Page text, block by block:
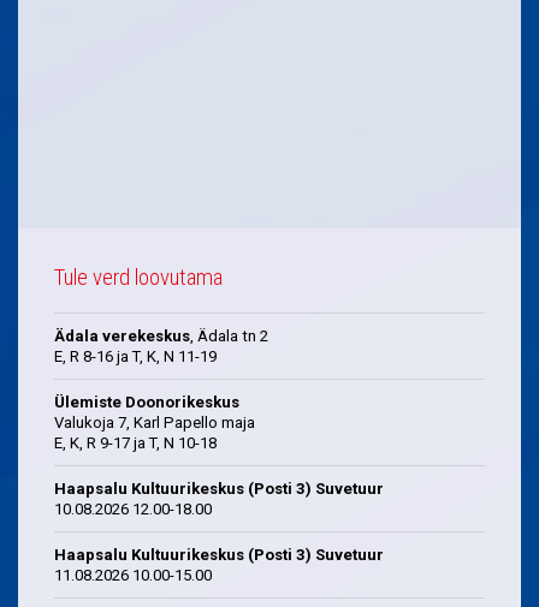
Tule verd loovutama
Ädala verekeskus, Ädala tn 2
E, R 8-16 ja T, K, N 11-19
Ülemiste Doonorikeskus
Valukoja 7, Karl Papello maja
E, K, R 9-17 ja T, N 10-18
Haapsalu Kultuurikeskus (Posti 3) Suvetuur
10.08.2026 12.00-18.00
Haapsalu Kultuurikeskus (Posti 3) Suvetuur
11.08.2026 10.00-15.00